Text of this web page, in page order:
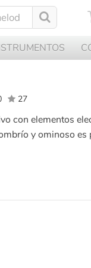
27
con elementos
y ominoso es